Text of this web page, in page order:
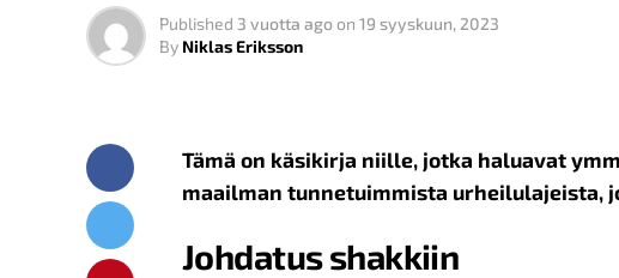
Published 3 vuotta ago on 19 syyskuun, 2023
By Niklas Eriksson
Tämä on käsikirja niille, jotka haluavat
maailman tunnetuimmista urheilulajeista,
Johdatus shakkiin